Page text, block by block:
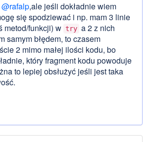
@rafalp,ale jeśli dokładnie wiem
się spodziewać i np. mam 3 linie
metod/funkcji) w try a 2 z nich
samym błędem, to czasem
2 mimo małej ilości kodu, bo
który fragment kodu powoduje
to lepiej obsłużyć jeśli jest taka